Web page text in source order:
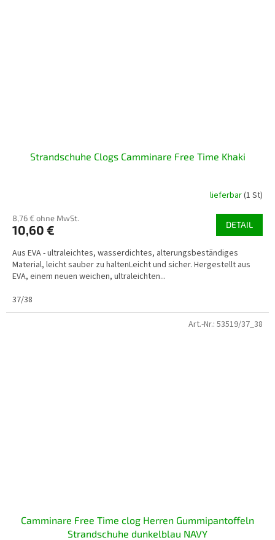
Strandschuhe Clogs Camminare Free Time Khaki
lieferbar(1 St)
8,76 € ohne MwSt.
10,60 € DETAIL
Aus EVA - ultraleichtes, wasserdichtes, alterungsbeständiges
Material, leicht sauber zu haltenLeicht und sicher. Hergestellt aus
EVA, einem neuen weichen, ultraleichten...
37/38
Camminare Free Time clog Herren Gummipantoffeln
Strandschuhe dunkelblau NAVY
Art.-Nr.: 53519/37_38